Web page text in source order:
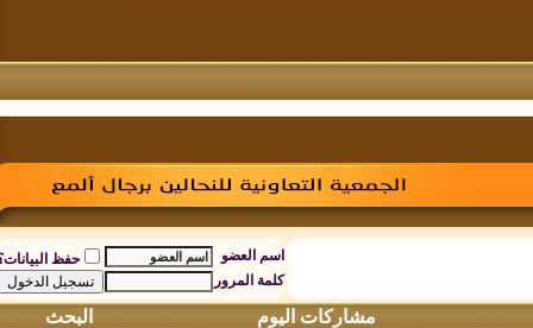
اسم العضو
حفظ البيانات؟
كلمة المرور
مشاركات اليوم البحث